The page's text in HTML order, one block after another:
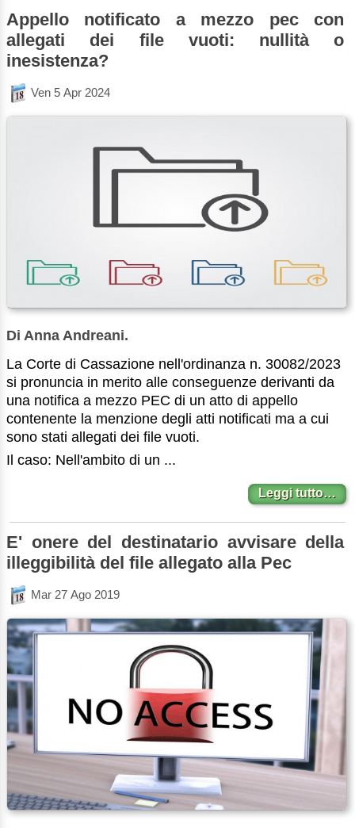
Appello notificato a mezzo pec con
allegati dei file vuoti: nullità o
inesistenza?
Ven 5 Apr 2024
Di Anna Andreani.
La Corte di Cassazione nell'ordinanza n. 30082/2023
si pronuncia in merito alle conseguenze derivanti da
una notifica a mezzo PEC di un atto di appello
contenente la menzione degli atti notificati ma a cui
sono stati allegati dei file vuoti.
Il caso: Nell'ambito di un ...
Leggi tutto…
E' onere del destinatario avvisare della
illeggibilità del file allegato alla Pec
Mar 27 Ago 2019